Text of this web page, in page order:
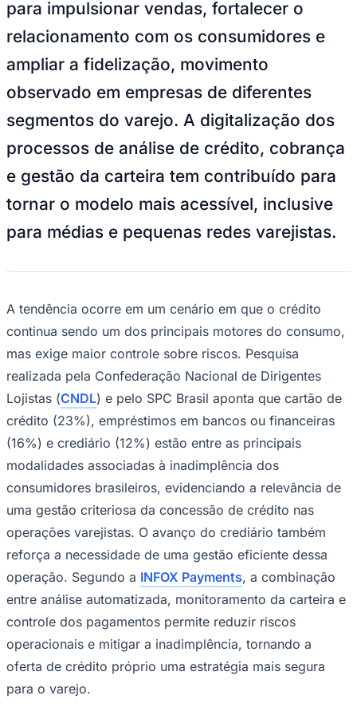
NBA
Fórmula 1
Tênis (ATP)
NHL
Vôlei
Competições de Futebol
Brasileirão Série B
Copa do Brasil
Copa América
Premier League
La Liga
Bundesliga
Mundial 2026
Times - Ir direto
para impulsionar vendas, fortalecer o
relacionamento com os consumidores e
ampliar a fidelização, movimento
observado em empresas de diferentes
segmentos do varejo. A digitalização dos
processos de análise de crédito, cobrança
e gestão da carteira tem contribuído para
tornar o modelo mais acessível, inclusive
para médias e pequenas redes varejistas.
A tendência ocorre em um cenário em que o crédito
continua sendo um dos principais motores do consumo,
mas exige maior controle sobre riscos. Pesquisa
realizada pela Confederação Nacional de Dirigentes
Lojistas (CNDL) e pelo SPC Brasil aponta que cartão de
crédito (23%), empréstimos em bancos ou financeiras
(16%) e crediário (12%) estão entre as principais
modalidades associadas à inadimplência dos
consumidores brasileiros, evidenciando a relevância de
uma gestão criteriosa da concessão de crédito nas
operações varejistas. O avanço do crediário também
reforça a necessidade de uma gestão eficiente dessa
operação. Segundo a INFOX Payments, a combinação
entre análise automatizada, monitoramento da carteira e
controle dos pagamentos permite reduzir riscos
operacionais e mitigar a inadimplência, tornando a
oferta de crédito próprio uma estratégia mais segura
para o varejo.